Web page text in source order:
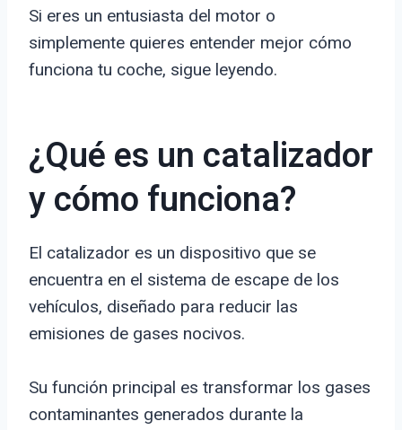
Si eres un entusiasta del motor o
simplemente quieres entender mejor cómo
funciona tu coche, sigue leyendo.
¿Qué es un catalizador
y cómo funciona?
El catalizador es un dispositivo que se
encuentra en el sistema de escape de los
vehículos, diseñado para reducir las
emisiones de gases nocivos.
Su función principal es transformar los gases
contaminantes generados durante la